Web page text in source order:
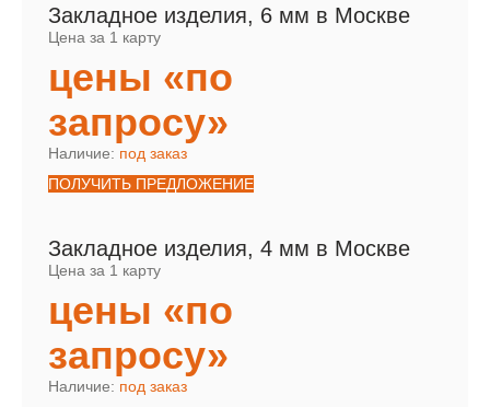
Закладное изделия, 6 мм в Москве
Цена за 1 карту
цены «по
запросу»
Наличие: под заказ
ПОЛУЧИТЬ ПРЕДЛОЖЕНИЕ
Закладное изделия, 4 мм в Москве
Цена за 1 карту
цены «по
запросу»
Наличие: под заказ